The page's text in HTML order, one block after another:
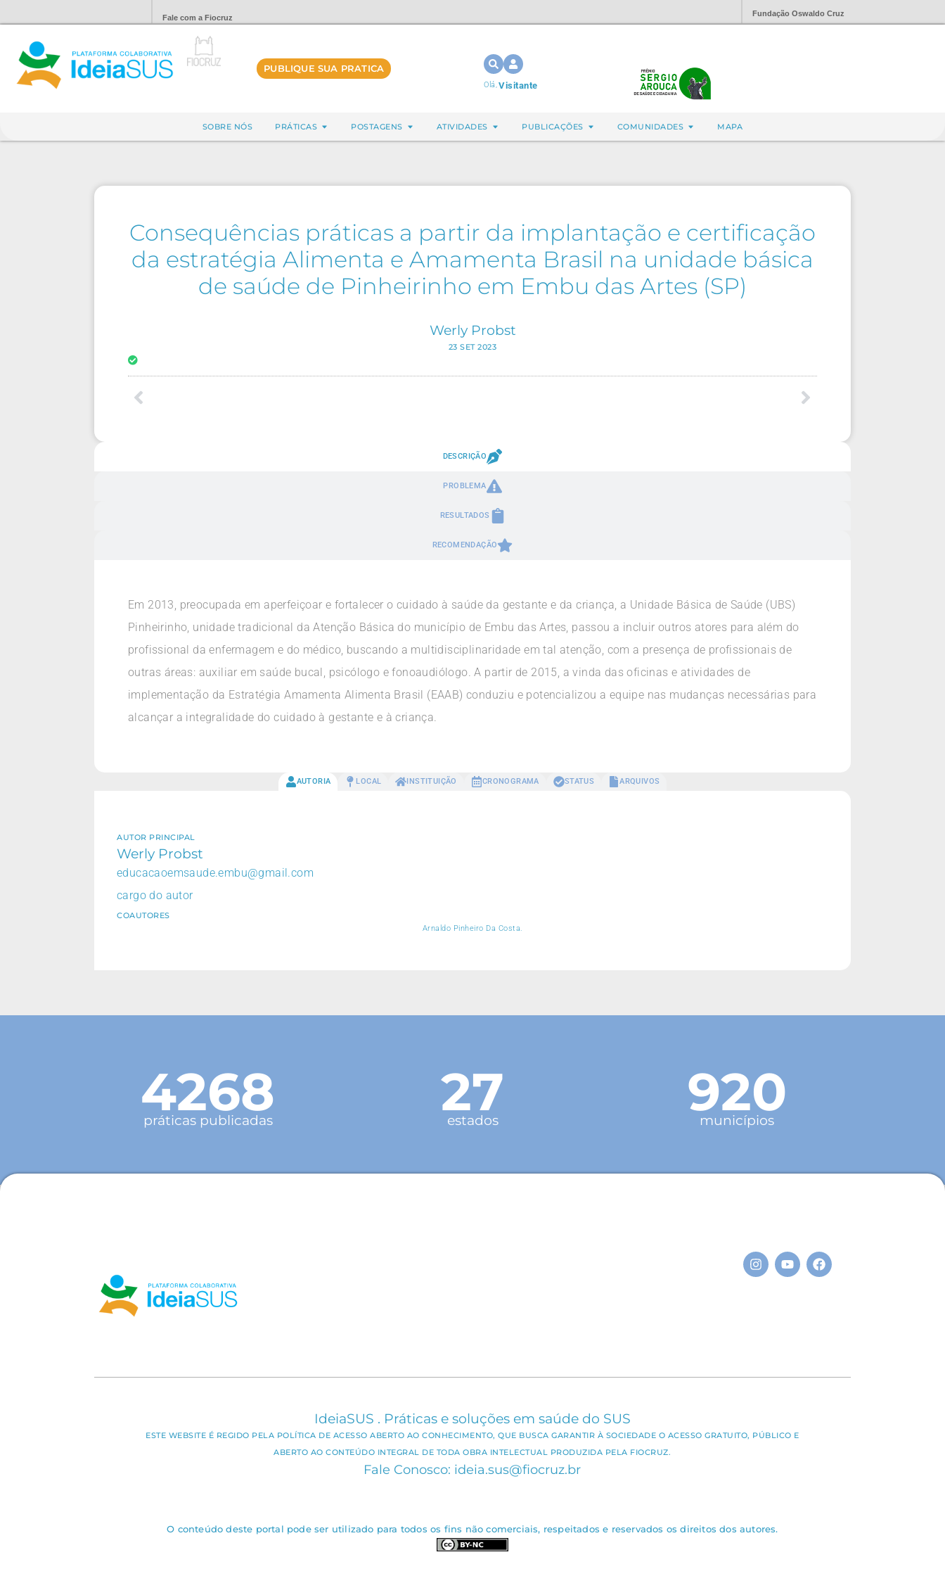
Fale com a Fiocruz Fundação Oswaldo Cruz
PUBLIQUE SUA PRATICA
Olá,Visitante
SOBRE NÓS PRÁTICAS POSTAGENS ATIVIDADES PUBLICAÇÕES COMUNIDADES MAPA
Consequências práticas a partir da implantação e certificação
da estratégia Alimenta e Amamenta Brasil na unidade básica
de saúde de Pinheirinho em Embu das Artes (SP)
Werly Probst
23 SET 2023
DESCRIÇÃO
PROBLEMA
RESULTADOS
RECOMENDAÇÃO
Em 2013, preocupada em aperfeiçoar e fortalecer o cuidado à saúde da gestante e da criança, a Unidade Básica de Saúde (UBS)
Pinheirinho, unidade tradicional da Atenção Básica do município de Embu das Artes, passou a incluir outros atores para além do
profissional da enfermagem e do médico, buscando a multidisciplinaridade em tal atenção, com a presença de profissionais de
outras áreas: auxiliar em saúde bucal, psicólogo e fonoaudiólogo. A partir de 2015, a vinda das oficinas e atividades de
implementação da Estratégia Amamenta Alimenta Brasil (EAAB) conduziu e potencializou a equipe nas mudanças necessárias para
alcançar a integralidade do cuidado à gestante e à criança.
AUTORIA LOCAL INSTITUIÇÃO CRONOGRAMA STATUS ARQUIVOS
AUTOR PRINCIPAL
Werly Probst
educacaoemsaude.embu@gmail.com
cargo do autor
COAUTORES
Arnaldo Pinheiro Da Costa.
4268
práticas publicadas 27
estados 920
municípios
IdeiaSUS . Práticas e soluções em saúde do SUS
ESTE WEBSITE É REGIDO PELA POLÍTICA DE ACESSO ABERTO AO CONHECIMENTO, QUE BUSCA GARANTIR À SOCIEDADE O ACESSO GRATUITO, PÚBLICO E
ABERTO AO CONTEÚDO INTEGRAL DE TODA OBRA INTELECTUAL PRODUZIDA PELA FIOCRUZ.
Fale Conosco: ideia.sus@fiocruz.br
O conteúdo deste portal pode ser utilizado para todos os fins não comerciais, respeitados e reservados os direitos dos autores.